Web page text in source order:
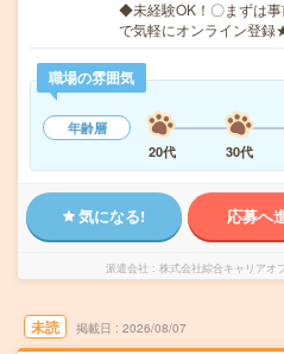
◆未経験OK！〇まずは
で気軽にオンライン登
職場の雰囲気
年齢層
20代
30代
気になる! 応募へ
派遣会社 株式会社綜合キャリアオ
未読 掲載日 2026/08/07